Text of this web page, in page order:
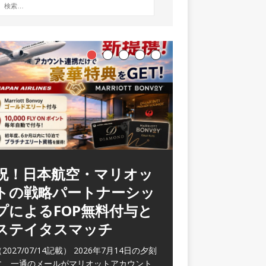
ウンジ 華 那覇空港
05)
2026/06/07記載） 2026年5月下旬の平日
那覇を訪れた際に利用した。 こちらのラ
ジ
[…]